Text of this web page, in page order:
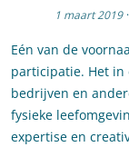
1 maart 2019 ·
Eén van de
participatie. Het in
bedrijven en
fysieke
expertise en